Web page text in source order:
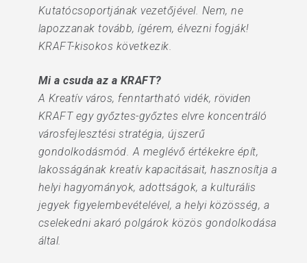
Kutatócsoportjának vezetőjével. Nem, ne
lapozzanak tovább, ígérem, élvezni fogják!
KRAFT-kisokos következik.
Mi a csuda az a KRAFT?
A Kreatív város, fenntartható vidék, röviden
KRAFT egy győztes-győztes elvre koncentráló
városfejlesztési stratégia, újszerű
gondolkodásmód. A meglévő értékekre épít,
lakosságának kreatív kapacitásait, hasznosítja a
helyi hagyományok, adottságok, a kulturális
jegyek figyelembevételével, a helyi közösség, a
cselekedni akaró polgárok közös gondolkodása
által.